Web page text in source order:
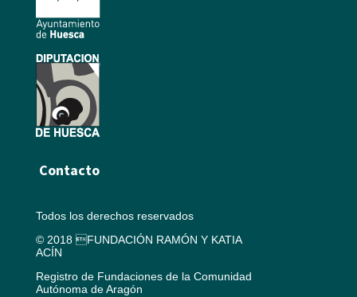
Contacto
Todos los derechos reservados
© 2018 FUNDACIÓN RAMÓN Y KATIA
ACÍN
Registro de Fundaciones de la Comunidad
Autónoma de Aragón